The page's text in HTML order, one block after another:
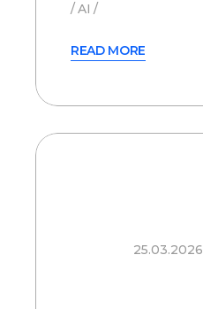
AI
READ MORE
25.03.2026